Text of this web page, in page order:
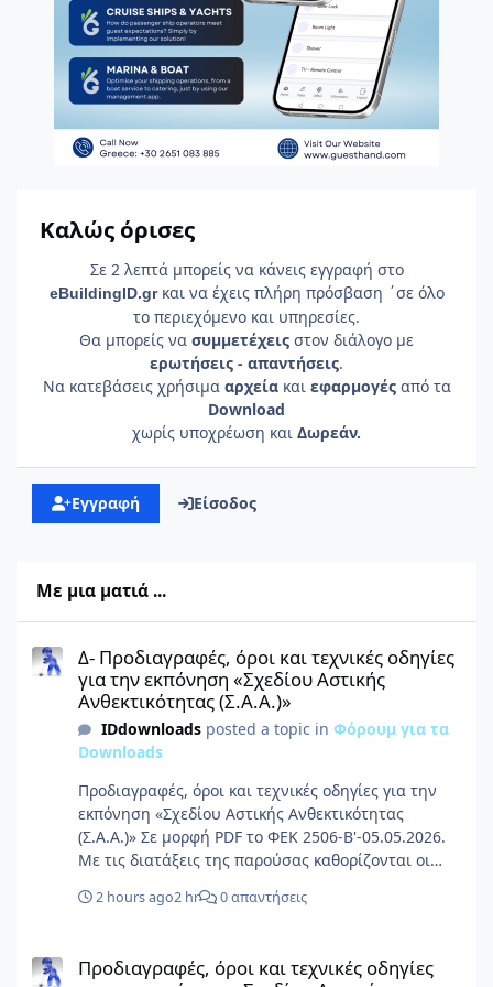
Καλώς όρισες
Σε 2 λεπτά μπορείς να κάνεις εγγραφή στο
eBuildingID.gr και να έχεις πλήρη πρόσβαση ΄σε όλο
το περιεχόμενο και υπηρεσίες.
Θα μπορείς να συμμετέχεις στον διάλογο με
ερωτήσεις - απαντήσεις.
Να κατεβάσεις χρήσιμα αρχείακαι εφαρμογέςαπό τα
Download
χωρίς υποχρέωση και Δωρεάν.
Εγγραφή Είσοδος
Με μια ματιά ...
Δ- Προδιαγραφές, όροι και τεχνικές οδηγίες
για την εκπόνηση «Σχεδίου Αστικής
Ανθεκτικότητας (Σ.Α.Α.)»
IDdownloadsposted a topic in Φόρουμ για τα
Downloads
Προδιαγραφές, όροι και τεχνικές οδηγίες για την
εκπόνηση «Σχεδίου Αστικής Ανθεκτικότητας
(Σ.Α.Α.)» Σε μορφή PDF το ΦΕΚ 2506-Β'-05.05.2026.
Με τις διατάξεις της παρούσας καθορίζονται οι
την εκπόνηση των Σχεδίων Αστικής Ανθεκτικότητας
άρθρου 45 του ν. 5106/2024 (Α’ 63). Ως «Σχέδια
2 hours ago2 hr 0 απαντήσεις
Προδιαγραφές, όροι και τεχνικές οδηγίες